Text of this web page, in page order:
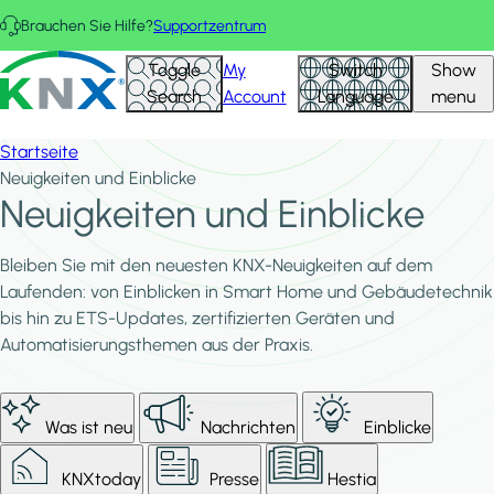
Direkt zum Inhalt
Brauchen Sie Hilfe?Supportzentrum
KNX - Homepage Toggle
Search
My
Account
Switch
Language
Show
menu
Startseite
Neuigkeiten und Einblicke
Neuigkeiten und Einblicke
Bleiben Sie mit den neuesten KNX-Neuigkeiten auf dem
Laufenden: von Einblicken in Smart Home und Gebäudetechnik
bis hin zu ETS-Updates, zertifizierten Geräten und
Automatisierungsthemen aus der Praxis.
Was ist neu Nachrichten Einblicke
KNXtoday Presse Hestia